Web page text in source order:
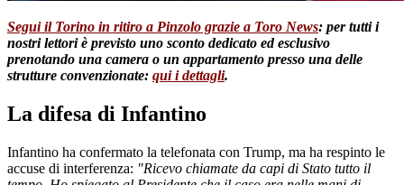
Segui il Torino in ritiro a Pinzolo grazie a Toro News: per tutti i
nostri lettori è previsto uno sconto dedicato ed esclusivo
prenotando una camera o un appartamento presso una delle
strutture convenzionate: qui i dettagli.
La difesa di Infantino
Infantino ha confermato la telefonata con Trump, ma ha respinto le
accuse di interferenza: "Ricevo chiamate da capi di Stato tutto il